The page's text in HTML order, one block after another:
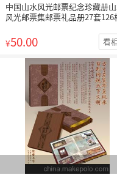
中国山水风光邮票纪念珍藏册
风光邮票集邮票礼品册27套126
¥50.00 看